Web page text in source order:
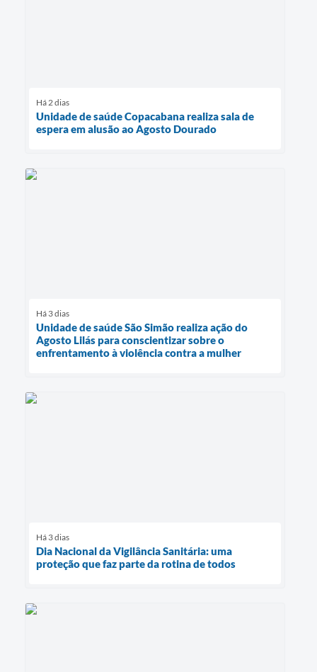
Há 2 dias
Unidade de saúde Copacabana realiza sala de
espera em alusão ao Agosto Dourado
Há 3 dias
Unidade de saúde São Simão realiza ação do
Agosto Lilás para conscientizar sobre o
enfrentamento à violência contra a mulher
Há 3 dias
Dia Nacional da Vigilância Sanitária: uma
proteção que faz parte da rotina de todos